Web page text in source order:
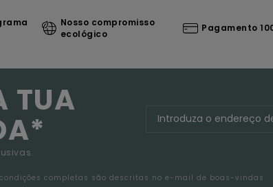
Nosso compromisso
ecológico
Pagamento
TUA
completas são descritas no e-mail de boas-vindas